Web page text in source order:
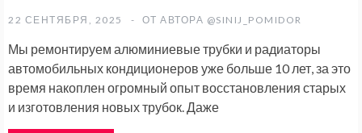
22 СЕНТЯБРЯ, 2025 ОТ АВТОРА @SINIJ_POMIDOR
Мы ремонтируем алюминиевые трубки и радиаторы
автомобильных кондиционеров уже больше 10 лет, за это
время накоплен огромный опыт восстановления старых
и изготовления новых трубок. Даже